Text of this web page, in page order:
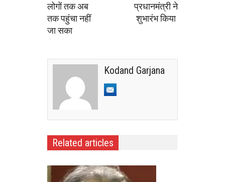
लोगों तक अब
तक पहुंचा नहीं
जा सका
प्रधानमंत्री ने
शुभारंभ किया
Kodand Garjana
Related articles